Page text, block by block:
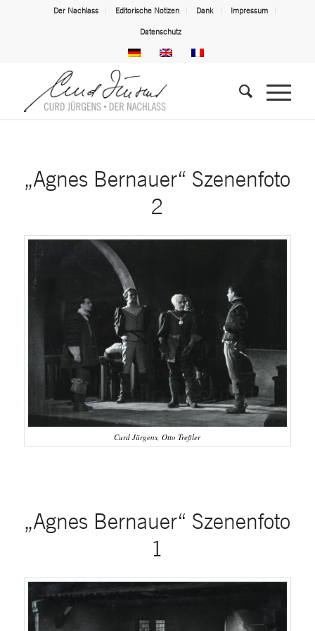
Der Nachlass Editorische Notizen Dank Impressum
Datenschutz
„Agnes Bernauer“ Szenenfoto
2
Curd Jürgens, Otto Treßler
„Agnes Bernauer“ Szenenfoto
1